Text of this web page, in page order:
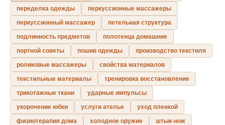
переделка одежды
перкуссионные массажеры
перкуссионный массажер
петельная структура
подлинность предметов
полотенца домашние
портной советы
пошив одежды
производство текстиля
роликовые массажеры
свойства материалов
текстильные материалы
тренировка восстановление
трикотажные ткани
ударные импульсы
укорочение юбки
услуги ателье
уход пленкой
физиотерапия дома
холодное оружие
штык-нож